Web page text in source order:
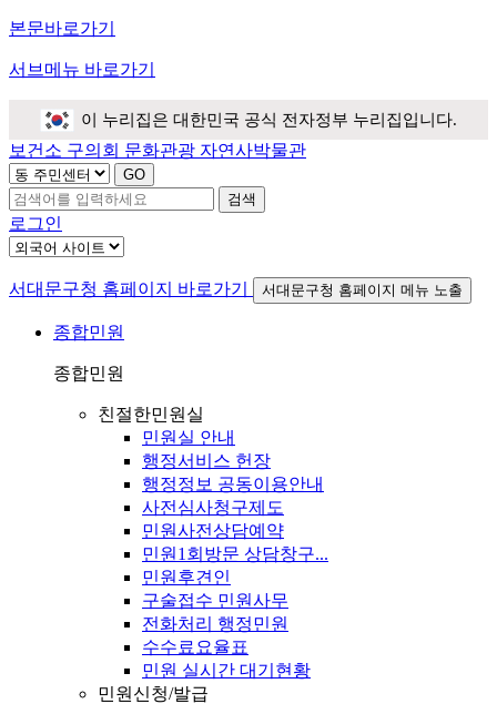
본문바로가기
서브메뉴 바로가기
이 누리집은 대한민국 공식 전자정부 누리집입니다.
보건소 구의회 문화관광 자연사박물관
검색
로그인
서대문구청 홈페이지 바로가기 서대문구청 홈페이지 메뉴 노출
종합민원
종합민원
친절한민원실
민원실 안내
행정서비스 헌장
행정정보 공동이용안내
사전심사청구제도
민원사전상담예약
민원1회방문 상담창구...
민원후견인
구술접수 민원사무
전화처리 행정민원
수수료요율표
민원 실시간 대기현황
민원신청/발급